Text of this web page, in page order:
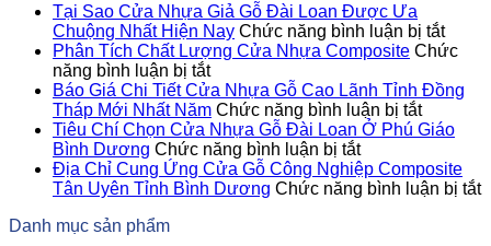
Tại Sao Cửa Nhựa Giả Gỗ Đài Loan Được Ưa
Chuộng Nhất Hiện Nay Chức năng bình luận bị tắtở
Tại
Cửa
Giả
Đài
Loan
Phân Tích Chất Lượng Cửa Nhựa Composite Chức
năng bình luận bị tắtở
Phân
Tích
Chất
Lượng
Cửa
Nhựa
Báo Giá Chi Tiết Cửa Nhựa Gỗ Cao Lãnh Tỉnh Đồng
Tháp Mới Nhất Năm Chức năng bình luận bị tắtở
Báo
Chi
Tiết
Tiêu Chí Chọn Cửa Nhựa Gỗ Đài Loan Ở Phú Giáo
Bình Dương Chức năng bình luận bị tắtở
Tiêu
Chí
Địa Chỉ Cung Ứng Cửa Gỗ Công Nghiệp Composite
Tân Uyên Tỉnh Bình Dương Chức năng bình luận bị tắtở
Danh mục sản phẩm